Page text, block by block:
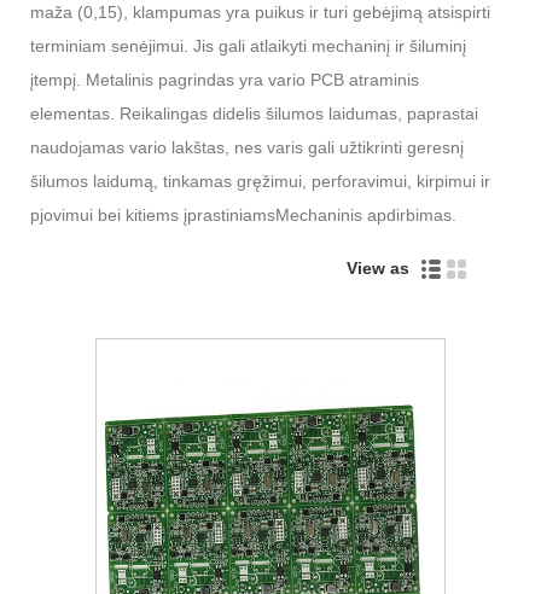
maža (0,15), klampumas yra puikus ir turi gebėjimą atsispirti
terminiam senėjimui. Jis gali atlaikyti mechaninį ir šiluminį
įtempį. Metalinis pagrindas yra vario PCB atraminis
elementas. Reikalingas didelis šilumos laidumas, paprastai
naudojamas vario lakštas, nes varis gali užtikrinti geresnį
šilumos laidumą, tinkamas gręžimui, perforavimui, kirpimui ir
pjovimui bei kitiems įprastiniamsMechaninis apdirbimas.
View as